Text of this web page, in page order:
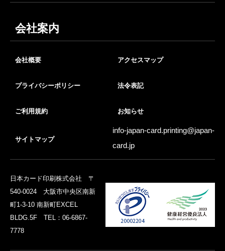
会社案内
会社概要 アクセスマップ
プライバシーポリシー 法令表記
ご利用規約 お知らせ
サイトマップ
info-japan-card.printing@japan-
card.jp
日本カード印刷株式会社 〒
540-0024 大阪市中央区南新
町1-3-10 南新町EXCEL
BLDG.5F TEL：06-6867-
7778